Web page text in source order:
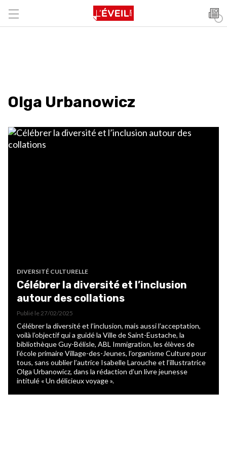
Olga Urbanowicz
DIVERSITÉ CULTURELLE
Célébrer la diversité et l’inclusion
autour des collations
Publié le 27/02/2025
Célébrer la diversité et l’inclusion, mais aussi l’acceptation,
voilà l’objectif qui a guidé la Ville de Saint-Eustache, la
bibliothèque Guy-Bélisle, ABL Immigration, les élèves de
l’école primaire Village-des-Jeunes, l’organisme Culture pour
tous, sans oublier l’autrice Isabelle Larouche et l’illustratrice
Olga Urbanowicz, dans la rédaction d’un livre jeunesse
intitulé « Un délicieux voyage ».